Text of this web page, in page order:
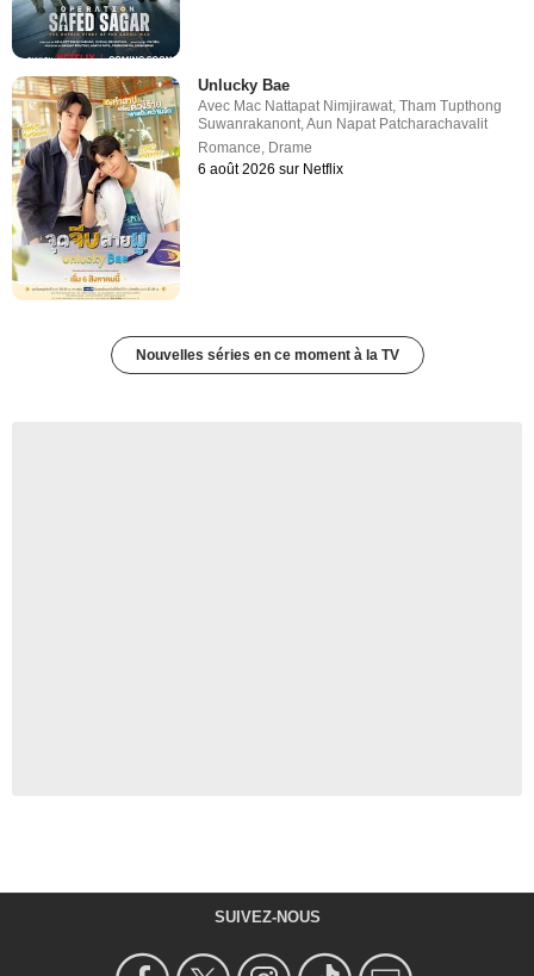
Unlucky Bae
Avec Mac Nattapat Nimjirawat ,Tham Tupthong
Suwanrakanont ,Aun Napat Patcharachavalit
Romance Drame
6 août 2026 sur Netflix
Nouvelles séries en ce moment à la TV
SUIVEZ-NOUS